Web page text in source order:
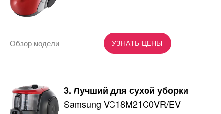
УЗНАТЬ ЦЕНЫ
Обзор модели
3. Лучший для сухой уборки
Samsung VC18M21C0VR/EV